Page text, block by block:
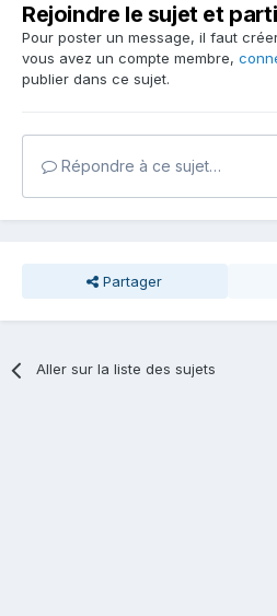
Rejoindre le sujet et
Pour poster un message, il faut
vous avez un compte membre,
publier dans ce sujet.
Répondre à ce sujet…
Partager
Aller sur la liste des sujets